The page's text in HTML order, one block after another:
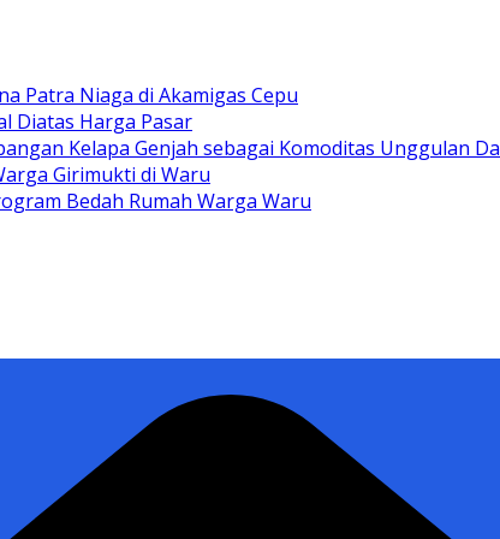
Patra Niaga di Akamigas Cepu
Diatas Harga Pasar
Kelapa Genjah sebagai Komoditas Unggulan
Girimukti di Waru
Bedah Rumah Warga Waru